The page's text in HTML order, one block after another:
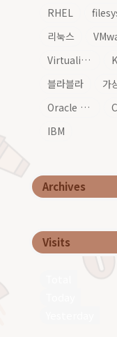
RHEL
리눅스
Virtualization
블라블라
가
Oracle Linux
IBM
Archives
Visits